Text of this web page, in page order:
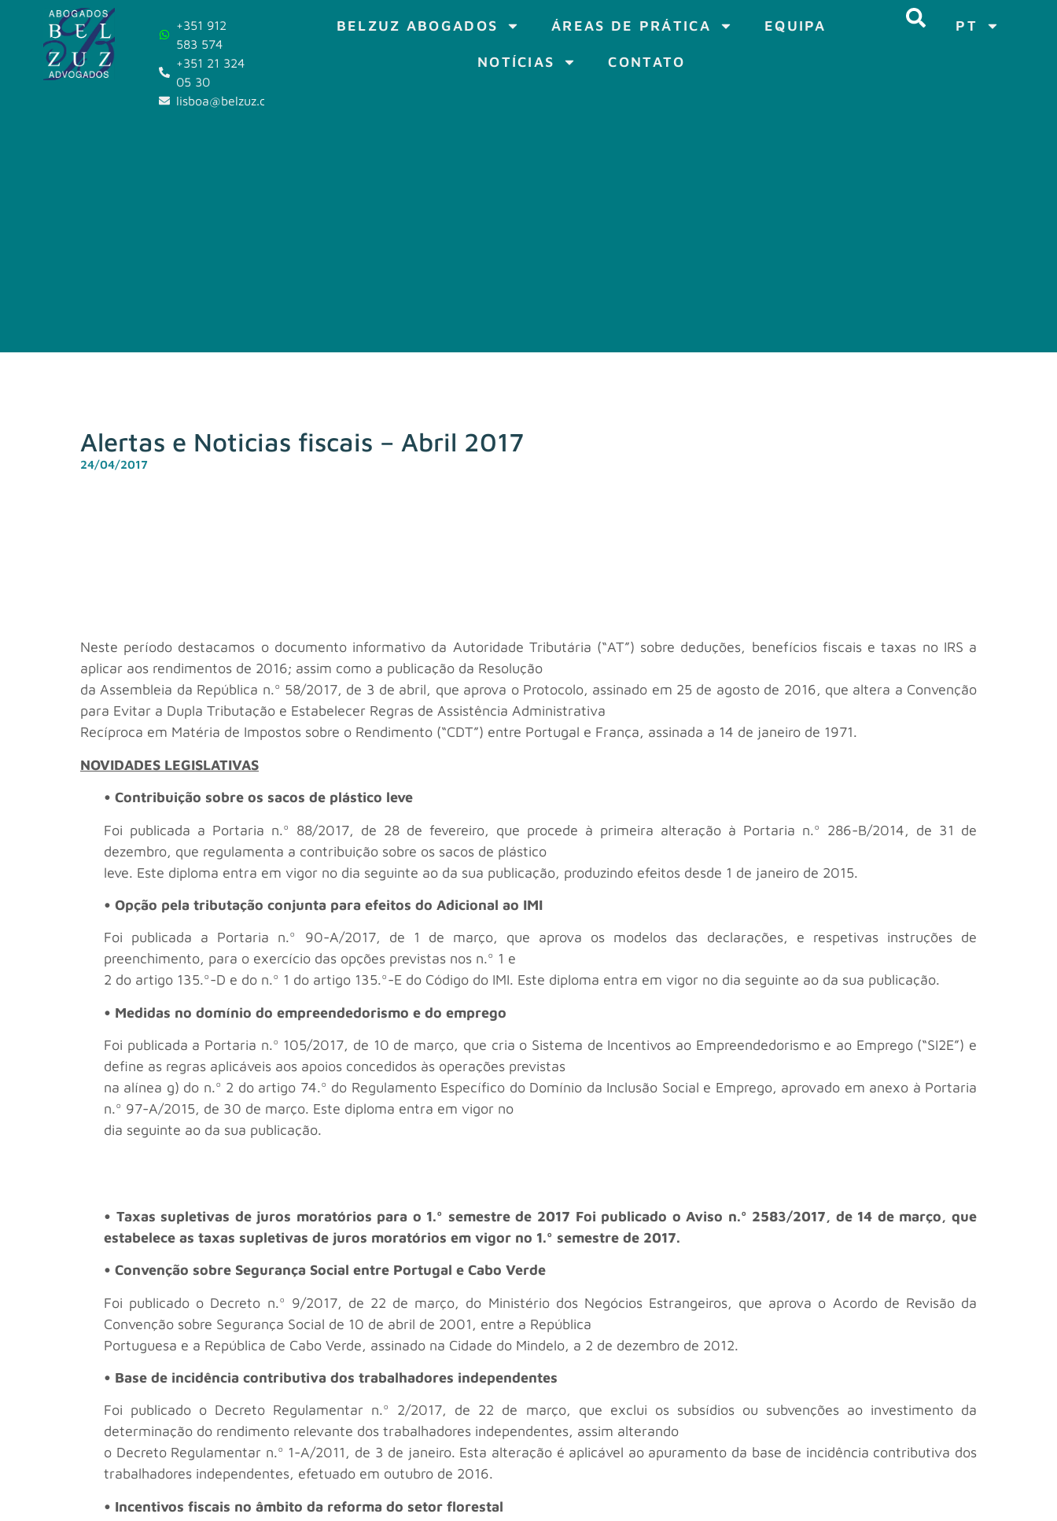
+351 912
583 574
+351 21 324
05 30
lisboa@belzuz.com
BELZUZ ABOGADOS ÁREAS DE PRÁTICA EQUIPA
NOTÍCIAS CONTATO
PT
Alertas e Noticias fiscais – Abril 2017
24/04/2017
Neste período destacamos o documento informativo da Autoridade Tributária (“AT”) sobre deduções, benefícios fiscais e taxas no IRS a
aplicar aos rendimentos de 2016; assim como a publicação da Resolução
da Assembleia da República n.º 58/2017, de 3 de abril, que aprova o Protocolo, assinado em 25 de agosto de 2016, que altera a Convenção
para Evitar a Dupla Tributação e Estabelecer Regras de Assistência Administrativa
Recíproca em Matéria de Impostos sobre o Rendimento (“CDT”) entre Portugal e França, assinada a 14 de janeiro de 1971.
NOVIDADES LEGISLATIVAS
• Contribuição sobre os sacos de plástico leve
Foi publicada a Portaria n.º 88/2017, de 28 de fevereiro, que procede à primeira alteração à Portaria n.º 286-B/2014, de 31 de
dezembro, que regulamenta a contribuição sobre os sacos de plástico
leve. Este diploma entra em vigor no dia seguinte ao da sua publicação, produzindo efeitos desde 1 de janeiro de 2015.
• Opção pela tributação conjunta para efeitos do Adicional ao IMI
Foi publicada a Portaria n.º 90-A/2017, de 1 de março, que aprova os modelos das declarações, e respetivas instruções de
preenchimento, para o exercício das opções previstas nos n.º 1 e
2 do artigo 135.º-D e do n.º 1 do artigo 135.º-E do Código do IMI. Este diploma entra em vigor no dia seguinte ao da sua publicação.
• Medidas no domínio do empreendedorismo e do emprego
Foi publicada a Portaria n.º 105/2017, de 10 de março, que cria o Sistema de Incentivos ao Empreendedorismo e ao Emprego (“SI2E”) e
define as regras aplicáveis aos apoios concedidos às operações previstas
na alínea g) do n.º 2 do artigo 74.º do Regulamento Específico do Domínio da Inclusão Social e Emprego, aprovado em anexo à Portaria
n.º 97-A/2015, de 30 de março. Este diploma entra em vigor no
dia seguinte ao da sua publicação.
• Taxas supletivas de juros moratórios para o 1.º semestre de 2017 Foi publicado o Aviso n.º 2583/2017, de 14 de março, que
estabelece as taxas supletivas de juros moratórios em vigor no 1.º semestre de 2017.
• Convenção sobre Segurança Social entre Portugal e Cabo Verde
Foi publicado o Decreto n.º 9/2017, de 22 de março, do Ministério dos Negócios Estrangeiros, que aprova o Acordo de Revisão da
Convenção sobre Segurança Social de 10 de abril de 2001, entre a República
Portuguesa e a República de Cabo Verde, assinado na Cidade do Mindelo, a 2 de dezembro de 2012.
• Base de incidência contributiva dos trabalhadores independentes
Foi publicado o Decreto Regulamentar n.º 2/2017, de 22 de março, que exclui os subsídios ou subvenções ao investimento da
determinação do rendimento relevante dos trabalhadores independentes, assim alterando
o Decreto Regulamentar n.º 1-A/2011, de 3 de janeiro. Esta alteração é aplicável ao apuramento da base de incidência contributiva dos
trabalhadores independentes, efetuado em outubro de 2016.
• Incentivos fiscais no âmbito da reforma do setor florestal